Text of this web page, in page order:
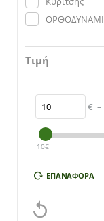
Τιμή
€ –
10€
ΕΠΑΝΑΦΟΡΆ
